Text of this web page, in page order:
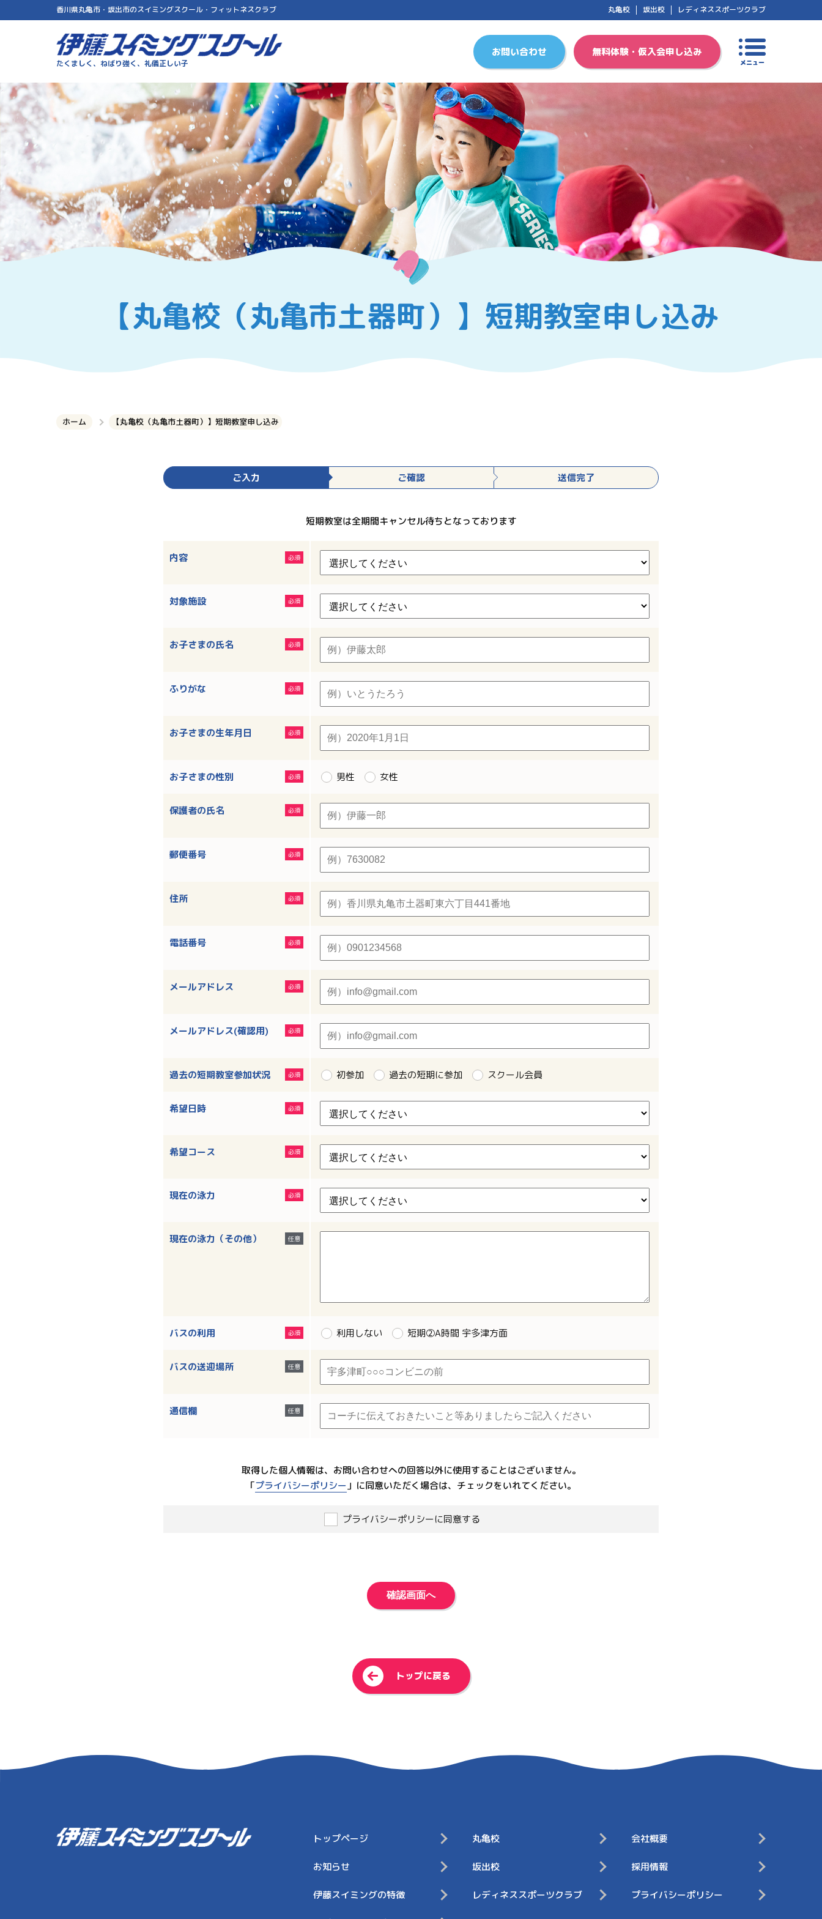
香川県丸亀市・坂出市のスイミングスクール・フィットネスクラブ 丸亀校 坂出校 レディネススポーツクラブ
伊藤スイミングスクール
たくましく、ねばり強く、礼儀正しい子
お問い合わせ 無料体験・仮入会申し込み
メニュー
【丸亀校（丸亀市土器町）】短期教室申し込み
ホーム 【丸亀校（丸亀市土器町）】短期教室申し込み
ご入力 ご確認 送信完了
短期教室は全期間キャンセル待ちとなっております
内容
対象施設
お子さまの氏名
ふりがな
お子さまの生年月日
お子さまの性別 男性 女性
保護者の氏名
郵便番号
住所
電話番号
メールアドレス
メールアドレス(確認用)
過去の短期教室参加状況 初参加 過去の短期に参加 スクール会員
希望日時
希望コース
現在の泳力
現在の泳力（その他）
バスの利用 利用しない 短期②A時間 宇多津方面
バスの送迎場所
通信欄
取得した個人情報は、お問い合わせへの回答以外に使用することはございません。
「プライバシーポリシー 」に同意いただく場合は、チェックをいれてください。
プライバシーポリシーに同意する
< トップに戻る
伊藤スイミングスクール トップページ 丸⻲校 会社概要
お知らせ 坂出校 採用情報
伊藤スイミングの特徴 レディネススポーツクラブ プライバシーポリシー